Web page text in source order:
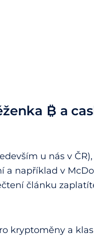
₿ a
u nás v
a například v
článku
kryptoměny a